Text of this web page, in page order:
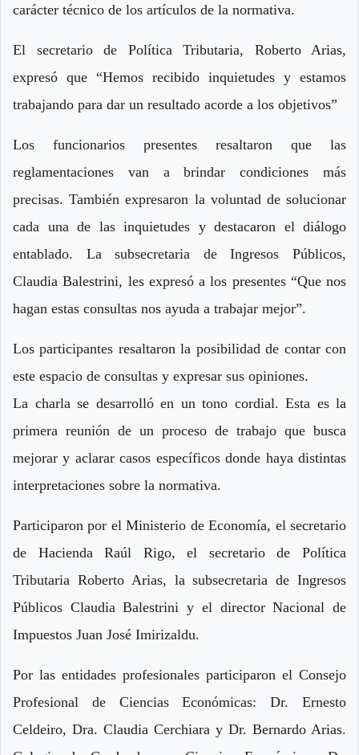
carácter técnico de los artículos de la normativa.
El secretario de Política Tributaria, Roberto Arias,
expresó que “Hemos recibido inquietudes y estamos
trabajando para dar un resultado acorde a los objetivos”
Los funcionarios presentes resaltaron que las
reglamentaciones van a brindar condiciones más
precisas. También expresaron la voluntad de solucionar
cada una de las inquietudes y destacaron el diálogo
entablado. La subsecretaria de Ingresos Públicos,
Claudia Balestrini, les expresó a los presentes “Que nos
hagan estas consultas nos ayuda a trabajar mejor”.
Los participantes resaltaron la posibilidad de contar con
este espacio de consultas y expresar sus opiniones.
La charla se desarrolló en un tono cordial. Esta es la
primera reunión de un proceso de trabajo que busca
mejorar y aclarar casos específicos donde haya distintas
interpretaciones sobre la normativa.
Participaron por el Ministerio de Economía, el secretario
de Hacienda Raúl Rigo, el secretario de Política
Tributaria Roberto Arias, la subsecretaria de Ingresos
Públicos Claudia Balestrini y el director Nacional de
Impuestos Juan José Imirizaldu.
Por las entidades profesionales participaron el Consejo
Profesional de Ciencias Económicas: Dr. Ernesto
Celdeiro, Dra. Claudia Cerchiara y Dr. Bernardo Arias.